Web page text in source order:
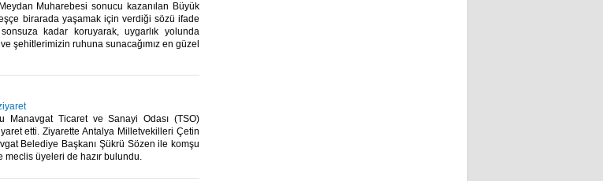
Muharebesi sonucu kazanılan Büyük
birarada yaşamak için verdiği sözü ifade
kadar koruyarak, uygarlık yolunda
ve şehitlerimizin ruhuna sunacağımız en güzel
Manavgat Ticaret ve Sanayi Odası (TSO)
etti. Ziyarette Antalya Milletvekilleri Çetin
Belediye Başkanı Şükrü Sözen ile komşu
meclis üyeleri de hazır bulundu.​